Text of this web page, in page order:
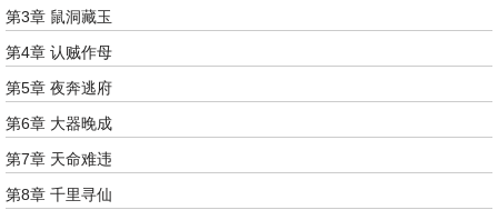
第3章 鼠洞藏玉
第4章 认贼作母
第5章 夜奔逃府
第6章 大器晚成
第7章 天命难违
第8章 千里寻仙